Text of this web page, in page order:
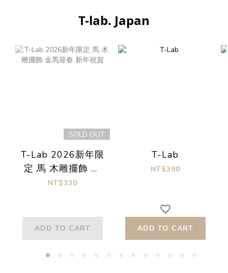
T-lab. Japan
SOLD OUT
T-Lab 2026新年限
定 馬 木雕擺飾 金
馬迎春 新年祝賀
NT$330
ADD TO CART
T-Lab
NT$390
ADD TO CART